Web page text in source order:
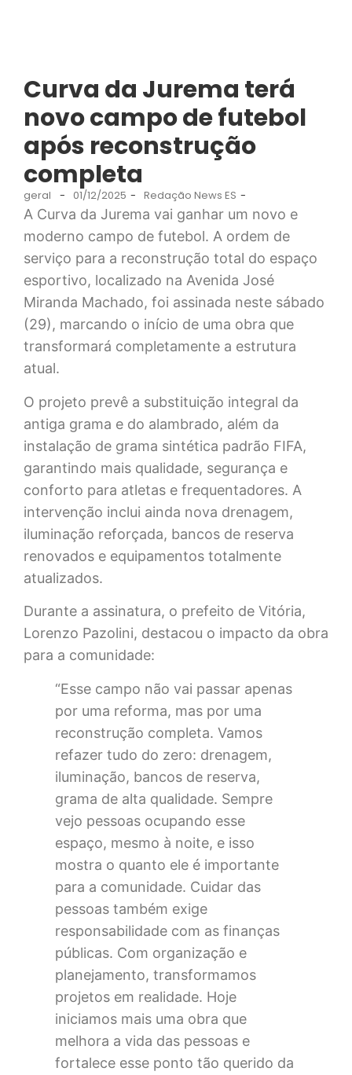
Curva da Jurema terá
novo campo de futebol
após reconstrução
completa
geral - 01/12/2025 - Redação News ES -
A Curva da Jurema vai ganhar um novo e
moderno campo de futebol. A ordem de
serviço para a reconstrução total do espaço
esportivo, localizado na Avenida José
Miranda Machado, foi assinada neste sábado
(29), marcando o início de uma obra que
transformará completamente a estrutura
atual.
O projeto prevê a substituição integral da
antiga grama e do alambrado, além da
instalação de grama sintética padrão FIFA,
garantindo mais qualidade, segurança e
conforto para atletas e frequentadores. A
intervenção inclui ainda nova drenagem,
iluminação reforçada, bancos de reserva
renovados e equipamentos totalmente
atualizados.
Durante a assinatura, o prefeito de Vitória,
Lorenzo Pazolini, destacou o impacto da obra
para a comunidade:
“Esse campo não vai passar apenas
por uma reforma, mas por uma
reconstrução completa. Vamos
refazer tudo do zero: drenagem,
iluminação, bancos de reserva,
grama de alta qualidade. Sempre
vejo pessoas ocupando esse
espaço, mesmo à noite, e isso
mostra o quanto ele é importante
para a comunidade. Cuidar das
pessoas também exige
responsabilidade com as finanças
públicas. Com organização e
planejamento, transformamos
projetos em realidade. Hoje
iniciamos mais uma obra que
melhora a vida das pessoas e
fortalece esse ponto tão querido da